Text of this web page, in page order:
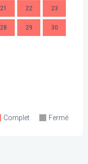
21 22 23
28 29 30
Complet Fermé